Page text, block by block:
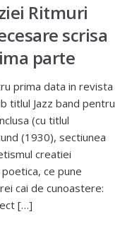
Ritmuri
scrisa
parte
prima data in revista
titlul Jazz band pentru
(cu titlul
(1930), sectiunea
creatiei
ce pune
cai de cunoastere:
[…]